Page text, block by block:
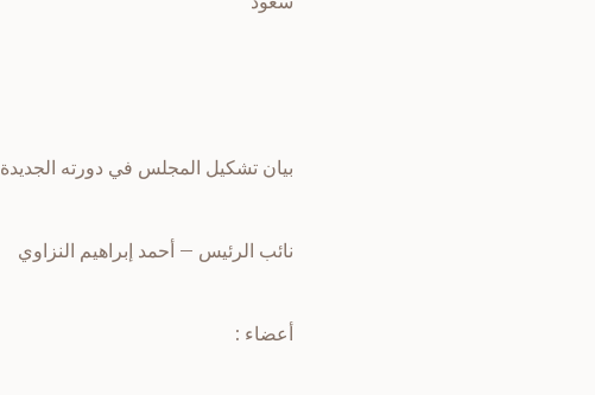
بيان تشكيل المجلس في دورته الجديدة
نائب الرئيس – أحمد إبراهيم النزاوي
أعضاء :